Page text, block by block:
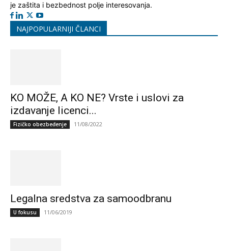
je zaštita i bezbednost polje interesovanja.
NAJPOPULARNIJI ČLANCI
KO MOŽE, A KO NE? Vrste i uslovi za
izdavanje licenci...
Fizičko obezbeđenje 11/08/2022
Legalna sredstva za samoodbranu
U fokusu 11/06/2019